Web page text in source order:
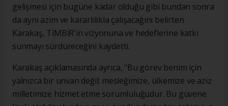
gelişmesi için bugüne kadar olduğu gibi bundan sonra
da aynı azim ve kararlılıkla çalışacağını belirten
Karakaş, TİMBİR'in vizyonuna ve hedeflerine katkı
sunmayı sürdüreceğini kaydetti.
Karakaş açıklamasında ayrıca, "Bu görev benim için
yalnızca bir unvan değil; mesleğimize, ülkemize ve aziz
milletimize hizmet etme sorumluluğudur. Bu güvene